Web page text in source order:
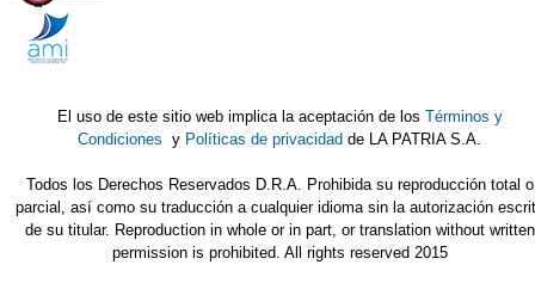
El uso de este sitio web implica la aceptación de los Términos y
Condiciones y Políticas de privacidad de LA PATRIA S.A.
Todos los Derechos Reservados D.R.A. Prohibida su reproducción total o
parcial, así como su traducción a cualquier idioma sin la autorización
de su titular. Reproduction in whole or in part, or translation without written
permission is prohibited. All rights reserved 2015